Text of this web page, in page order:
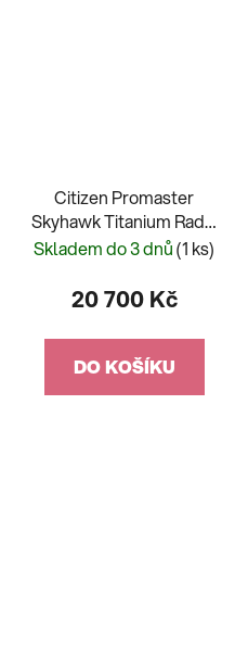
Citizen Promaster
Skyhawk Titanium Radio
Controlled JY8100-80L
Skladem do 3 dnů(1 ks)
20 700 Kč
DO KOŠÍKU